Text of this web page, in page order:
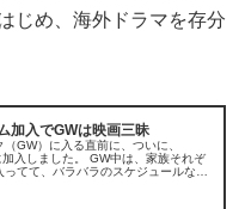
じめ、海外ドラマを存分
加入でGWは映画三昧
GW）に入る直前に、ついに、
入しました。 GW中は、家族それぞ
ってて、バラバラのスケジュールなの